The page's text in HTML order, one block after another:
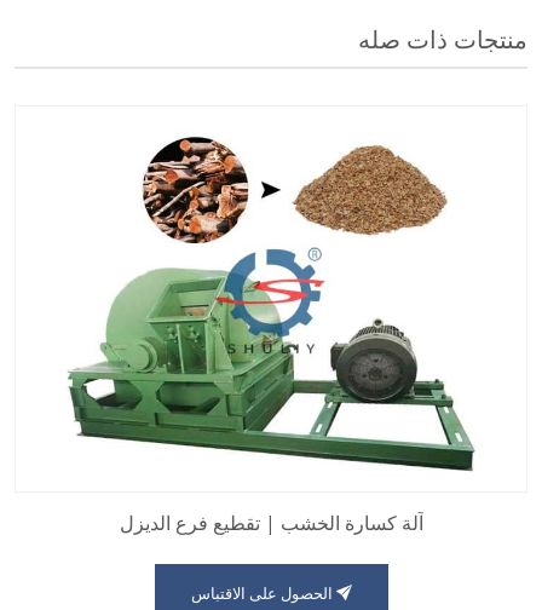
منتجات ذات صله
آلة كسارة الخشب | تقطيع فرع الديزل
الحصول على الاقتباس